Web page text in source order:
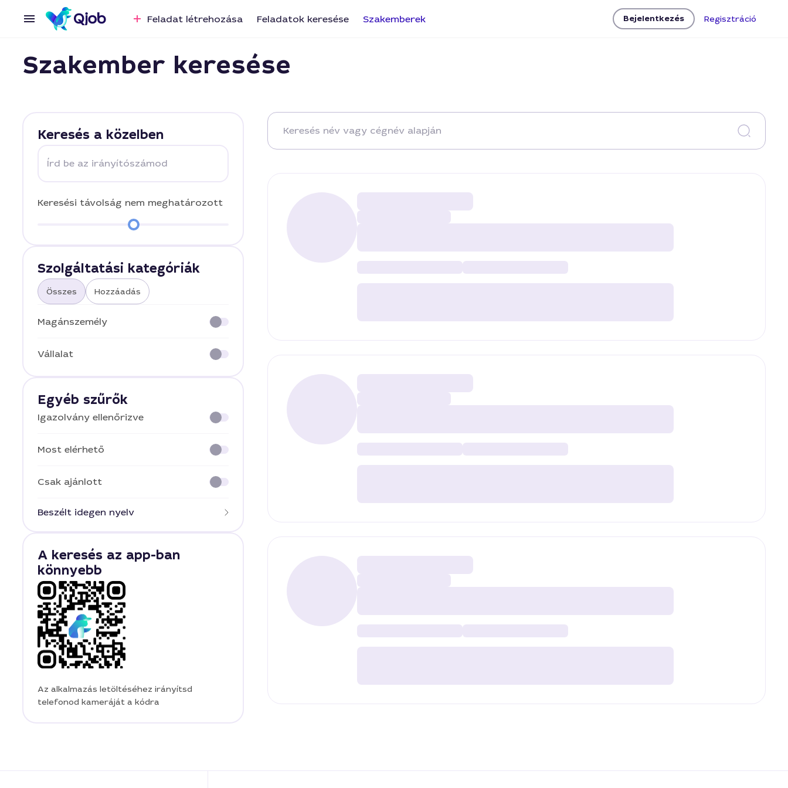
Feladat létrehozása Feladatok keresése Szakemberek Bejelentkezés Regisztráció
Szakember keresése
Keresés a közelben
Írd be az irányítószámod
Keresési távolság nem meghatározott
Szolgáltatási kategóriák
Összes Hozzáadás
Magánszemély
Vállalat
Egyéb szűrők
Igazolvány ellenőrizve
Most elérhető
Csak ajánlott
Beszélt idegen nyelv
A keresés az app-ban
könnyebb
Az alkalmazás letöltéséhez irányítsd
telefonod kameráját a kódra